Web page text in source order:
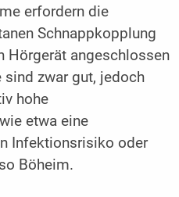
erfordern die
Schnappkopplung
Hörgerät angeschlossen
sind zwar gut, jedoch
hohe
etwa eine
Infektionsrisiko oder
Böheim.